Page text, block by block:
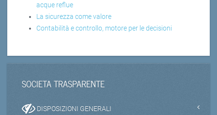
acque reflue
La sicurezza come valore
Contabilità e controllo, motore per le decisioni
SOCIETA TRASPARENTE
DISPOSIZIONI GENERALI